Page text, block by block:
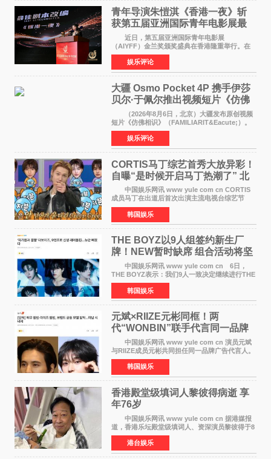
青年导演朱愷淇《香港一夜》斩
获第五届亚洲国际青年电影展最
佳剧本改编奖
近日，第五届亚洲国际青年电影展
（AIYFF）金兰奖颁奖盛典在香港隆重举行。在
这场汇聚数百位海内外电影人、文化界人士及媒
体代表的亚洲青年影视盛会上，香港本土电影
《香港一夜》（Dawn in Ho
娱乐评论
大疆 Osmo Pocket 4P 携手伊莎
贝尔·于佩尔推出视频短片《仿佛
相识》
（2026年8月6日，北京）大疆发布原创视频
短片《仿佛相识》（FAMILIARIT&Eacute;）。
视频短片由戛纳国际电影节最佳女演员伊莎贝尔·
于佩尔（Isabelle Huppert）主演，全程使用大
疆首款双主摄口
娱乐评论
CORTIS马丁综艺首秀大放异彩！
自曝“是时候开启马丁热潮了” 北
美巡演火热进行中
中国娱乐网讯 www yule com cn CORTIS
成员马丁在出道后首次出演主流电视台综艺节
目，展现了多才多艺的魅力。 马丁出演了5日
播出的MBC《Radio Star》Fashion与Passion
之间，I&lsquo;m
韩国娱乐
THE BOYZ以9人组签约新生厂
牌！NEW暂时缺席 组合活动将坚
定不移继续
中国娱乐网讯 www yule com cn 6日，
THE BOYZ表示：我们9人一致决定继续进行THE
BOYZ组合活动，并且已经完成了组合团体活动
签约。目前正在新生厂牌下进行活动准备。尚未
离开THE BOYZ原所
韩国娱乐
元斌×RIIZE元彬同框！两
代“WONBIN”联手代言同一品牌
颜值天花板合体
中国娱乐网讯 www yule com cn 演员元斌
与RIIZE成员元彬共同担任同一品牌广告代言人。
6日据独家报道，继演员元斌之后，RIIZE元彬最
近也被选为某在线中介平台A公司的共同广告代言
人，两人将作
韩国娱乐
香港殿堂级填词人黎彼得病逝 享
年76岁​
中国娱乐网讯 www yule com cn 据港媒报
道，香港乐坛殿堂级填词人、资深演员黎彼得于8
月5日上午因病离世，终年76岁。好友钟志光透
露，黎彼得今年3月中风后便卧床休养，身体机能
持续衰退，最
港台娱乐